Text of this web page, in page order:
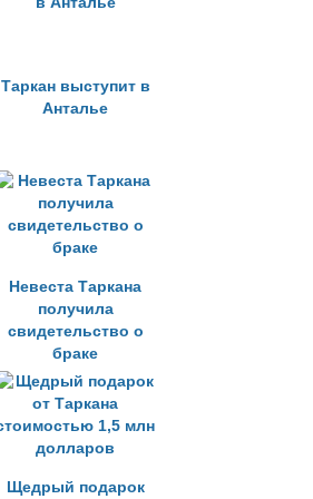
Таркан выступит в
Анталье
Невеста Таркана
получила
свидетельство о
браке
Щедрый подарок